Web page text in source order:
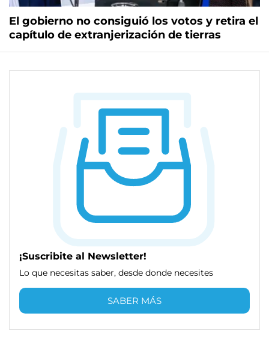
El gobierno no consiguió los votos y retira el
capítulo de extranjerización de tierras
¡Suscribite al Newsletter!
Lo que necesitas saber, desde donde necesites
SABER MÁS